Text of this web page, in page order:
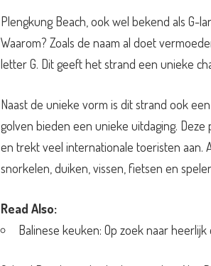
Plengkung Beach, ook wel bekend als G-
Waarom? Zoals de naam al doet
letter G. Dit geeft het strand een unieke
Naast de unieke vorm is dit strand ook
golven bieden een unieke uitdaging.
en trekt veel internationale toeristen aan.
snorkelen, duiken, vissen, fietsen en
Read Also:
Balinese keuken: Op zoek naar